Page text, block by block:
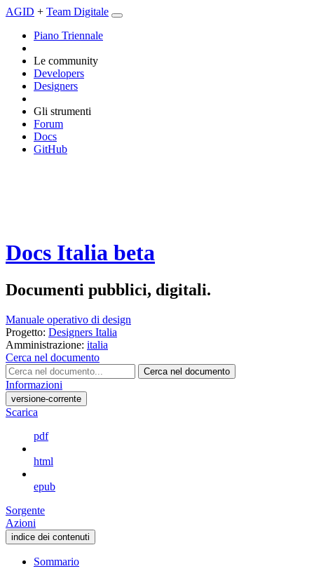
AGID + Team Digitale
Piano Triennale
Le community
Developers
Designers
Gli strumenti
Forum
Docs
GitHub
Docs Italia beta
Documenti pubblici, digitali.
Manuale operativo di design
Progetto: Designers Italia
Amministrazione: italia
Cerca nel documento
Cerca nel documento
Informazioni
versione-corrente
Scarica
pdf
html
epub
Sorgente
Azioni
indice dei contenuti
Sommario